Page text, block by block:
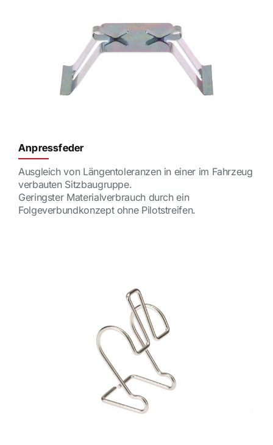
Anpressfeder
Ausgleich von Längentoleranzen in einer im Fahrzeug
verbauten Sitzbaugruppe.
Geringster Materialverbrauch durch ein
Folgeverbundkonzept ohne Pilotstreifen.